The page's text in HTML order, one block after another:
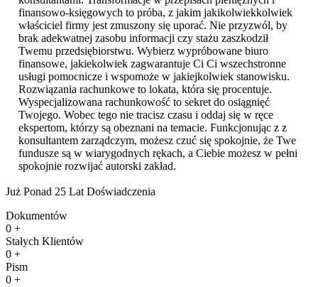
finansowo-księgowych to próba, z jakim jakikolwiekkolwiek
właściciel firmy jest zmuszony się uporać. Nie przyzwól, by
brak adekwatnej zasobu informacji czy stażu zaszkodził
Twemu przedsiębiorstwu. Wybierz wypróbowane biuro
finansowe, jakiekolwiek zagwarantuje Ci Ci wszechstronne
usługi pomocnicze i wspomoże w jakiejkolwiek stanowisku.
Rozwiązania rachunkowe to lokata, która się procentuje.
Wyspecjalizowana rachunkowość to sekret do osiągnięć
Twojego. Wobec tego nie tracisz czasu i oddaj się w ręce
ekspertom, którzy są obeznani na temacie. Funkcjonując z z
konsultantem zarządczym, możesz czuć się spokojnie, że Twe
fundusze są w wiarygodnych rękach, a Ciebie możesz w pełni
spokojnie rozwijać autorski zakład.
Już Ponad 25 Lat Doświadczenia
Dokumentów
0 +
Stałych Klientów
0 +
Pism
0 +